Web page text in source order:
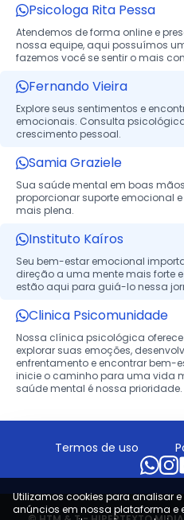
Psicologa Rita Pessa
Atendemos de forma online e
nossa equipe, aqui possuímos
fazemos você se sentir o mais
Fernando Vieira
Explore seus sentimentos e
emocionais. Consulta
crescimento pessoal.
Samia Graziele
Sua saúde mental em boas
proporcionar suporte emocional
mais plena.
Instituto Kaíros
Seu bem-estar emocional
direção a uma mente mais forte
estão aqui para guiá-lo nessa
Clinica Psicomunidade
Nossa clínica psicológica
explorar suas emoções,
enfrentamento e encontrar bem-
inicie o caminho para uma vida
saúde mental é nossa prioridade.
Termos de uso
Utilizamos cookies para analisar
anúncios em nossa plataforma e